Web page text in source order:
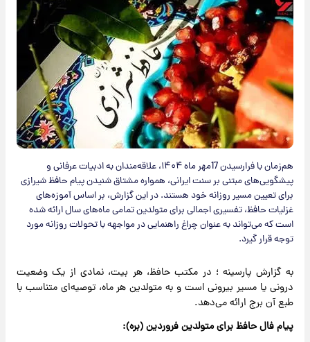
هم‌زمان با فرارسیدن 17مهر ماه ۱۴۰۴، علاقه‌مندان به ادبیات عرفانی و
پیشگویی‌های مبتنی بر سنت ایرانی، همواره مشتاق شنیدن پیام حافظ شیرازی
برای تعیین مسیر روزانه خود هستند. در این گزارش، بر اساس آموزه‌های
غزلیات حافظ، تفسیری اجمالی برای متولدین تمامی ماه‌های سال ارائه شده
است که می‌تواند به عنوان چراغ راهنمایی در مواجهه با تحولات روزانه مورد
توجه قرار گیرد.
به گزارش پارسینه ؛ در مکتب حافظ، هر بیت، نمادی از یک وضعیت
درونی یا مسیر بیرونی است و به متولدین هر ماه، توصیه‌ای متناسب با
طبع آن برج ارائه می‌دهد.
پیام فال حافظ برای متولدین فروردین (بره):